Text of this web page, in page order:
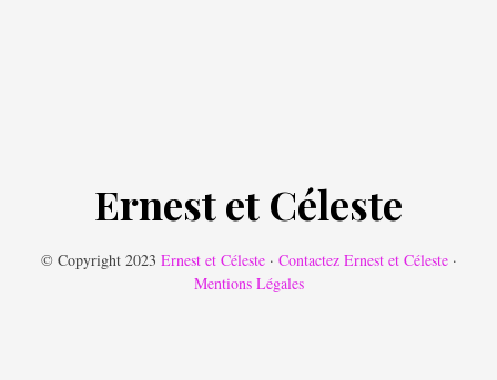
Ernest et Céleste
© Copyright 2023 Ernest et Céleste· Contactez Ernest et Céleste·
Mentions Légales